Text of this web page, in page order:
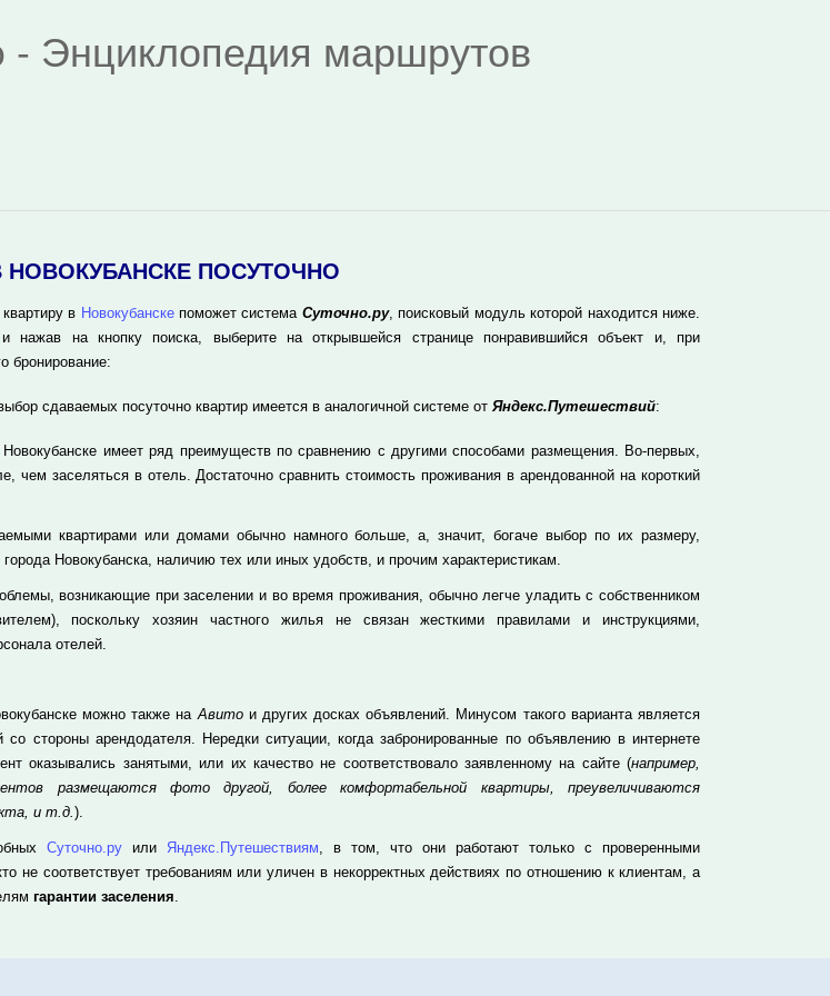
- Энциклопедия маршрутов
НОВОКУБАНСКЕ ПОСУТОЧНО
в Новокубанскепоможет система Суточно.ру, поисковый модуль которой находится ниже.
нажав на кнопку поиска, выберите на открывшейся странице понравившийся объект и, при
бронирование:
сдаваемых посуточно квартир имеется в аналогичной системе от Яндекс.Путешествий:
Новокубанске имеет ряд преимуществ по сравнению с другими способами размещения. Во-первых,
чем заселяться в отель. Достаточно сравнить стоимость проживания в арендованной на короткий
квартирами или домами обычно намного больше, а, значит, богаче выбор по их размеру,
Новокубанска, наличию тех или иных удобств, и прочим характеристикам.
возникающие при заселении и во время проживания, обычно легче уладить с собственником
поскольку хозяин частного жилья не связан жесткими правилами и инструкциями,
отелей.
можно также наАвитои других досках объявлений. Минусом такого варианта является
со стороны арендодателя. Нередки ситуации, когда забронированные по объявлению в интернете
оказывались занятыми, или их качество не соответствовало заявленному на сайте (например,
размещаются фото другой, более комфортабельной квартиры, преувеличиваются
и т.д.).
Суточно.ру или Яндекс.Путешествиям, в том, что они работают только с проверенными
не соответствует требованиям или уличен в некорректных действиях по отношению к клиентам, а
гарантии заселения.